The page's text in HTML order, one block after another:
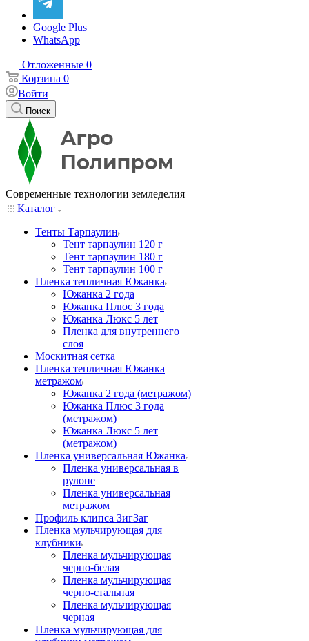
Google Plus
WhatsApp
Отложенные 0
Корзина 0
Войти
Поиск
Современные технологии земледелия
Каталог
Тенты Тарпаулин
Тент тарпаулин 120 г
Тент тарпаулин 180 г
Тент тарпаулин 100 г
Пленка тепличная Южанка
Южанка 2 года
Южанка Плюс 3 года
Южанка Люкс 5 лет
Пленка для внутреннего
слоя
Москитная сетка
Пленка тепличная Южанка
метражом
Южанка 2 года (метражом)
Южанка Плюс 3 года
(метражом)
Южанка Люкс 5 лет
(метражом)
Пленка универсальная Южанка
Пленка универсальная в
рулоне
Пленка универсальная
метражом
Профиль клипса ЗигЗаг
Пленка мульчирующая для
клубники
Пленка мульчирующая
черно-белая
Пленка мульчирующая
черно-стальная
Пленка мульчирующая
черная
Пленка мульчирующая для